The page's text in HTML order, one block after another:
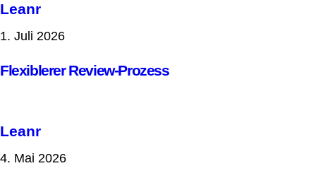
Leanr
1. Juli 2026
Flexiblerer Review-Prozess
Leanr
4. Mai 2026